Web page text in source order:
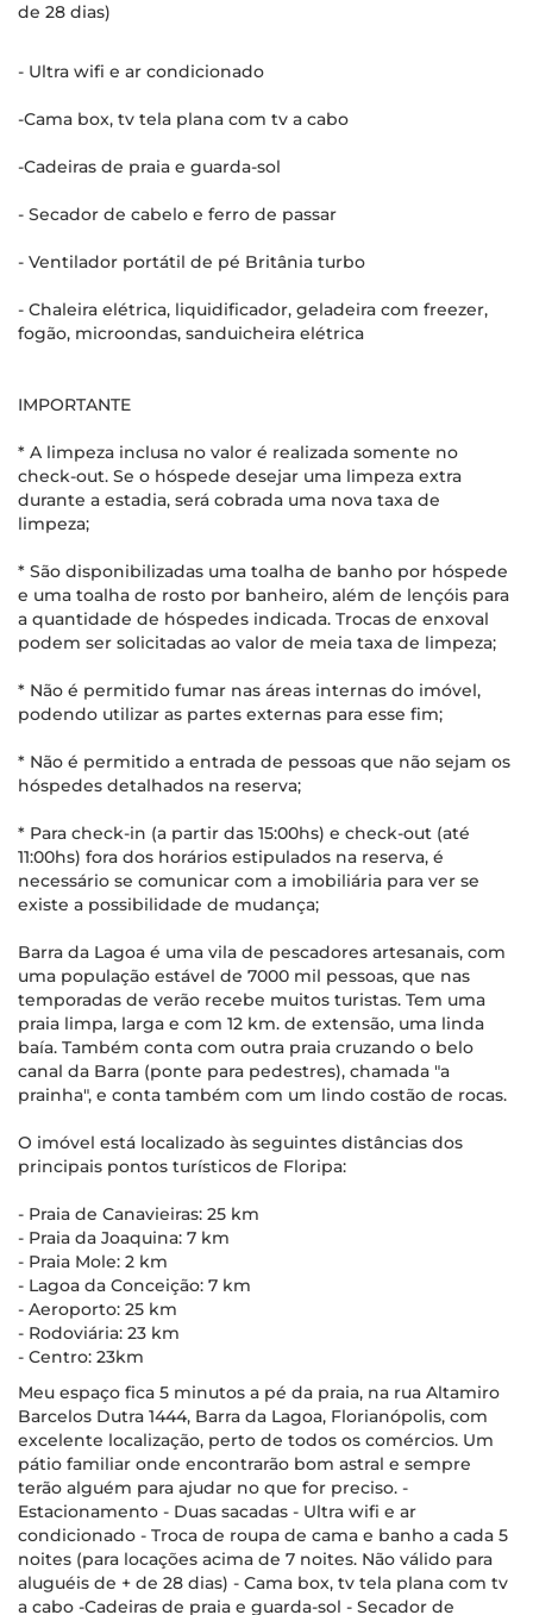
de 28 dias)
- Ultra wifi e ar condicionado
-Cama box, tv tela plana com tv a cabo
-Cadeiras de praia e guarda-sol
- Secador de cabelo e ferro de passar
- Ventilador portátil de pé Britânia turbo
- Chaleira elétrica, liquidificador, geladeira com freezer,
fogão, microondas, sanduicheira elétrica
IMPORTANTE
* A limpeza inclusa no valor é realizada somente no
check-out. Se o hóspede desejar uma limpeza extra
durante a estadia, será cobrada uma nova taxa de
limpeza;
* São disponibilizadas uma toalha de banho por hóspede
e uma toalha de rosto por banheiro, além de lençóis para
a quantidade de hóspedes indicada. Trocas de enxoval
podem ser solicitadas ao valor de meia taxa de limpeza;
* Não é permitido fumar nas áreas internas do imóvel,
podendo utilizar as partes externas para esse fim;
* Não é permitido a entrada de pessoas que não sejam os
hóspedes detalhados na reserva;
* Para check-in (a partir das 15:00hs) e check-out (até
11:00hs) fora dos horários estipulados na reserva, é
necessário se comunicar com a imobiliária para ver se
existe a possibilidade de mudança;
Barra da Lagoa é uma vila de pescadores artesanais, com
uma população estável de 7000 mil pessoas, que nas
temporadas de verão recebe muitos turistas. Tem uma
praia limpa, larga e com 12 km. de extensão, uma linda
baía. Também conta com outra praia cruzando o belo
canal da Barra (ponte para pedestres), chamada "a
prainha", e conta também com um lindo costão de rocas.
O imóvel está localizado às seguintes distâncias dos
principais pontos turísticos de Floripa:
- Praia de Canavieiras: 25 km
- Praia da Joaquina: 7 km
- Praia Mole: 2 km
- Lagoa da Conceição: 7 km
- Aeroporto: 25 km
- Rodoviária: 23 km
- Centro: 23km
Meu espaço fica 5 minutos a pé da praia, na rua Altamiro
Barcelos Dutra 1444, Barra da Lagoa, Florianópolis, com
excelente localização, perto de todos os comércios. Um
pátio familiar onde encontrarão bom astral e sempre
terão alguém para ajudar no que for preciso. -
Estacionamento - Duas sacadas - Ultra wifi e ar
condicionado - Troca de roupa de cama e banho a cada 5
noites (para locações acima de 7 noites. Não válido para
aluguéis de + de 28 dias) - Cama box, tv tela plana com tv
a cabo -Cadeiras de praia e guarda-sol - Secador de